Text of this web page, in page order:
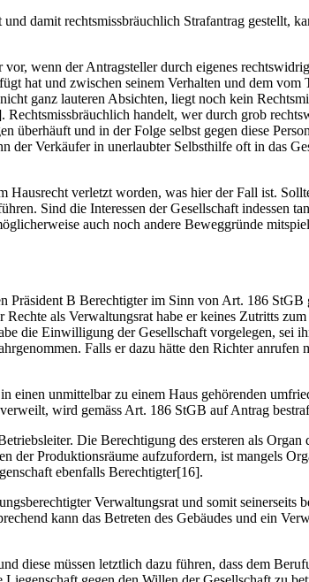
damit rechtsmissbräuchlich Strafantrag gestellt,
wenn der Antragsteller durch eigenes
hat und zwischen seinem Verhalten und dem vom
ganz lauteren Absichten, liegt noch kein
handelt, wer durch grob
überhäuft und in der Folge selbst gegen diese
der Verkäufer in unerlaubter Selbsthilfe oft in das
Hausrecht verletzt worden, was hier der Fall ist.
Sind die Interessen der Gesellschaft indessen
auch noch andere Beweggründe
Präsident B Berechtigter im Sinn von Art. 186 StGB
als Verwaltungsrat habe er keines Zutritts
die Einwilligung der Gesellschaft vorgelegen, sei
Falls er dazu hätte den Richter anrufen
einen unmittelbar zu einem Haus gehörenden
wird gemäss Art. 186 StGB auf Antrag
Die Berechtigung des ersteren als Organ
der Produktionsräume aufzufordern, ist mangels
ebenfalls Berechtigter[16].
Verwaltungsrat und somit seinerseits
kann das Betreten des Gebäudes und ein
diese müssen letztlich dazu führen, dass dem